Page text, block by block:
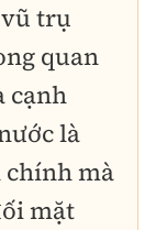
trụ
quan
cạnh
là
mà
mặt